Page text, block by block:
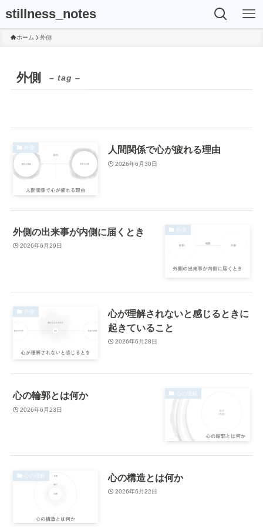
stillness_notes
ホーム 外側
外側 – tag –
外側 人間関係で心が疲れる理由
2026年6月30日
外側
外側の出来事が内側に届くとき
2026年6月29日
外側
心が理解されないと感じるときに
起きていること
2026年6月28日
心の輪郭とは何か
2026年6月23日
心の理解 心の構造とは何か
2026年6月22日